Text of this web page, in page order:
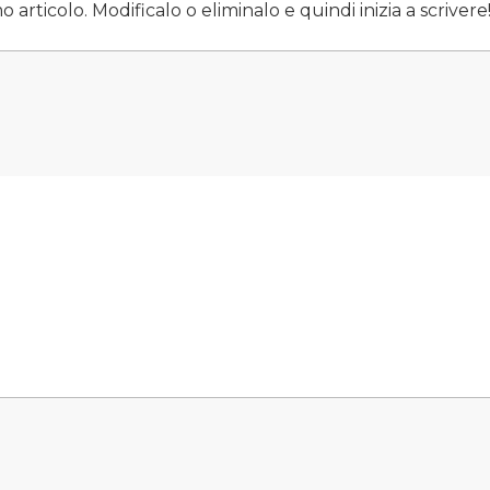
Modificalo o eliminalo e quindi inizia a scrivere!